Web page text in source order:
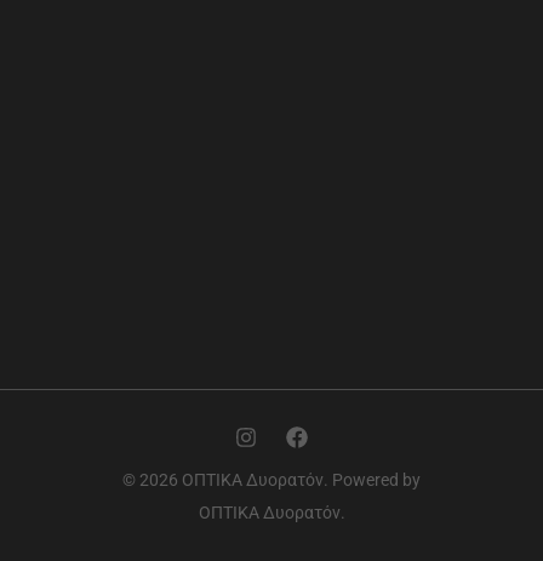
© 2026 ΟΠΤΙΚΑ Δυορατόν. Powered by
ΟΠΤΙΚΑ Δυορατόν.